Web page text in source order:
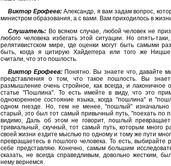
Виктор Ерофеев:Александр, я вам задам вопрос,
министром образования, а с вами. Вам приходилось в
Слушатель: Во всяком случае, любой человек не
любого человека избегать этой ситуации. Но опять-
релятивистском мире, где оценки могут быть самыми
быть, когда я цитирую Хайдеггера или того же
считали, что это пошлость.
Виктор Ерофеев:Понятно. Вы знаете что, давайте
представления о том, что такое пошлость. Вы
размышление очень стройное, как всегда, и лаконичное
статье "Пошлина". То есть имейте в виду, что это
однокоренное состояние языка, когда "пошлина" и
одном гнезде. Но, тем не менее, "пошлый"
старый, это был тот самый привычный путь, "поехать по
видимо, Даль об этом не говорит, пошлый
тривиальный, скучный, тот самый путь, которым много
своей жизни ездите мыслью по одному и тому же пути
превращаетесь в пошлого человека. То есть, выбирайте
себе представляю. Конечно, самым большим
сказать, не всегда справедливым, довольно жестким,
нему вернемся.